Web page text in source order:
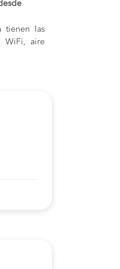
tienen las
WiFi, aire